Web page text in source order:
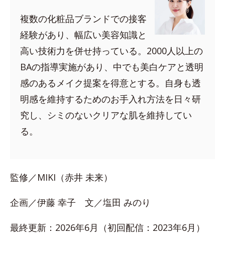
複数の化粧品ブランドでの接客
経験があり、幅広い美容知識と
高い技術力を併せ持っている。2000人以上の
BAの指導実施があり、中でも美白ケアと透明
感のあるメイク提案を得意とする。自身も透
明感を維持するためのお手入れ方法を日々研
究し、シミのないクリアな肌を維持してい
る。
監修／MIKI（赤井 未来）
企画／伊藤 幸子 文／塩田 みのり
最終更新：2026年6月（初回配信：2023年6月）